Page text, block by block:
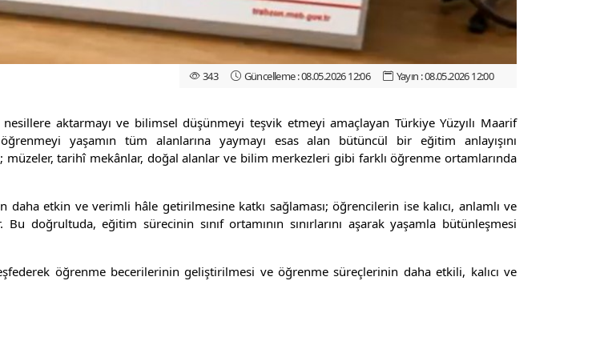
343 Güncelleme : 08.05.2026 12:06 Yayın : 08.05.2026 12:00
aktarmayı ve bilimsel düşünmeyi teşvik etmeyi amaçlayan Türkiye Yüzyılı Maarif
yaşamın tüm alanlarına yaymayı esas alan bütüncül bir eğitim anlayışını
müzeler, tarihî mekânlar, doğal alanlar ve bilim merkezleri gibi farklı öğrenme ortamlarında
etkin ve verimli hâle getirilmesine katkı sağlaması; öğrencilerin ise kalıcı, anlamlı ve
doğrultuda, eğitim sürecinin sınıf ortamının sınırlarını aşarak yaşamla bütünleşmesi
öğrenme becerilerinin geliştirilmesi ve öğrenme süreçlerinin daha etkili, kalıcı ve